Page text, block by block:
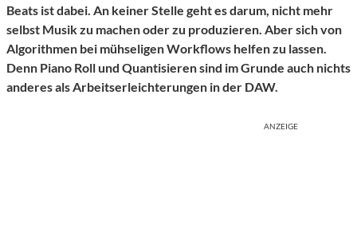
Beats ist dabei. An keiner Stelle geht es darum, nicht mehr
selbst Musik zu machen oder zu produzieren. Aber sich von
Algorithmen bei mühseligen Workflows helfen zu lassen.
Denn Piano Roll und Quantisieren sind im Grunde auch nichts
anderes als Arbeitserleichterungen in der DAW.
ANZEIGE